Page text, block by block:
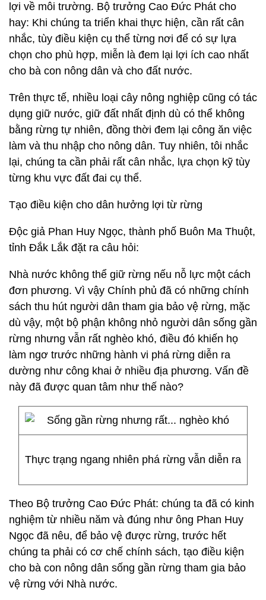
lợi về môi trường. Bộ trưởng Cao Đức Phát cho
hay: Khi chúng ta triển khai thực hiện, cần rất cân
nhắc, tùy điều kiện cụ thể từng nơi để có sự lựa
chọn cho phù hợp, miễn là đem lại lợi ích cao nhất
cho bà con nông dân và cho đất nước.
Trên thực tế, nhiều loại cây nông nghiệp cũng có tác
dụng giữ nước, giữ đất nhất định dù có thể không
bằng rừng tự nhiên, đồng thời đem lại công ăn việc
làm và thu nhập cho nông dân. Tuy nhiên, tôi nhắc
lại, chúng ta cần phải rất cân nhắc, lựa chọn kỹ tùy
từng khu vực đất đai cụ thể.
Tạo điều kiện cho dân hưởng lợi từ rừng
Độc giả Phan Huy Ngọc, thành phố Buôn Ma Thuột,
tỉnh Đắk Lắk đặt ra câu hỏi:
Nhà nước không thể giữ rừng nếu nỗ lực một cách
đơn phương. Vì vậy Chính phủ đã có những chính
sách thu hút người dân tham gia bảo vệ rừng, mặc
dù vậy, một bộ phận không nhỏ người dân sống gần
rừng nhưng vẫn rất nghèo khó, điều đó khiến họ
làm ngơ trước những hành vi phá rừng diễn ra
dường như công khai ở nhiều địa phương. Vấn đề
này đã được quan tâm như thế nào?
Thực trạng ngang nhiên phá rừng vẫn diễn ra
Theo Bộ trưởng Cao Đức Phát: chúng ta đã có kinh
nghiệm từ nhiều năm và đúng như ông Phan Huy
Ngọc đã nêu, để bảo vệ được rừng, trước hết
chúng ta phải có cơ chế chính sách, tạo điều kiện
cho bà con nông dân sống gần rừng tham gia bảo
vệ rừng với Nhà nước.